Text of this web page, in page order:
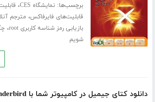
برچسب‌ها:نمایشگاه CES ،
قابلیت‌های فایرفاکس، مترجم
بازیابی رمز شناسه کاربری root ،
شویم
دانلود کتای جیمیل در کامپیوتر شما با Thunderbird